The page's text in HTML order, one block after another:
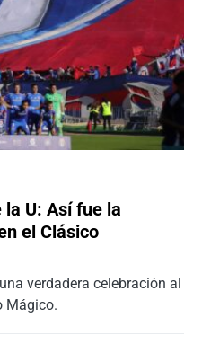
la U: Así fue la
el Clásico
verdadera celebración al
Mágico.